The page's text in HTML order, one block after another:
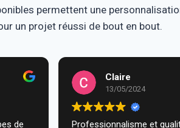
permettent une
un projet réussi de bout en bout.
Claire
13/05/2024
Professionnalisme et